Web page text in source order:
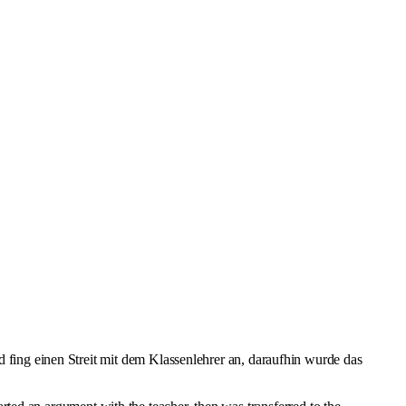
einen Streit mit dem Klassenlehrer an, daraufhin wurde das